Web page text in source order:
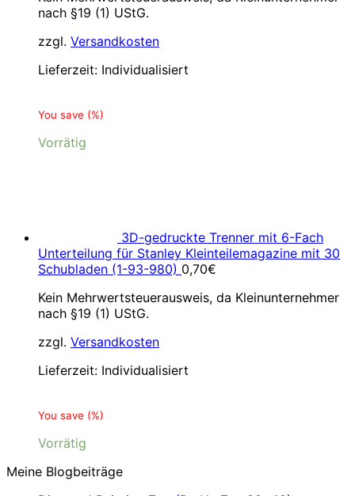
nach §19 (1) UStG.
zzgl. Versandkosten
Lieferzeit: Individualisiert
You save (%)
Vorrätig
3D-gedruckte Trenner mit 6-Fach
Unterteilung für Stanley Kleinteilemagazine mit 30
Schubladen (1-93-980) 0,70€
Kein Mehrwertsteuerausweis, da Kleinunternehmer
nach §19 (1) UStG.
zzgl. Versandkosten
Lieferzeit: Individualisiert
You save (%)
Vorrätig
Meine Blogbeiträge